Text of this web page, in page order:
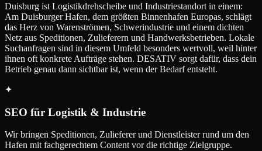
Duisburg ist Logistikdrehscheibe und Industriestandort in einem:
Am Duisburger Hafen, dem größten Binnenhafen Europas, schlägt
das Herz von Warenströmen, Schwerindustrie und einem dichten
Netz aus Speditionen, Zulieferern und Handwerksbetrieben. Lokale
Suchanfragen sind in diesem Umfeld besonders wertvoll, weil hinter
ihnen oft konkrete Aufträge stehen. DESATIV sorgt dafür, dass dein
Betrieb genau dann sichtbar ist, wenn der Bedarf entsteht.
✦
SEO für Logistik & Industrie
Wir bringen Speditionen, Zulieferer und Dienstleister rund um den
Hafen mit fachgerechtem Content vor die richtige Zielgruppe.